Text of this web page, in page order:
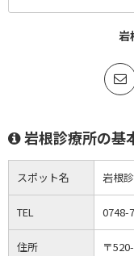
岩
岩根診療所の基
スポット名 岩根
TEL 0748-
住所
〒